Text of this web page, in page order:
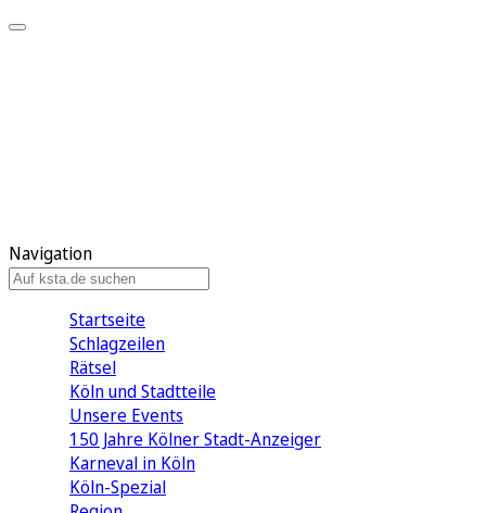
Navigation
Startseite
Schlagzeilen
Rätsel
Köln und Stadtteile
Unsere Events
150 Jahre Kölner Stadt-Anzeiger
Karneval in Köln
Köln-Spezial